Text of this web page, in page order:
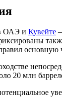
ОАЭ и Кувейте
20 млн